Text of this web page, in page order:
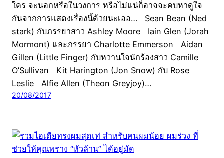
ใคร จะนอกหรือในวงการ หรือไม่แน่ก็อาจจะคบหาดูใจ
กันจากการแสดงเรื่องนี้ด้วยนะเออ… Sean Bean (Ned
stark) กับภรรยาสาว Ashley Moore Iain Glen (Jorah
Mormont) และภรรยา Charlotte Emmerson Aidan
Gillen (Little Finger) กับหวานใจนักร้องสาว Camille
O’Sullivan Kit Harington (Jon Snow) กับ Rose
Leslie Alfie Allen (Theon Greyjoy)…
20/08/2017